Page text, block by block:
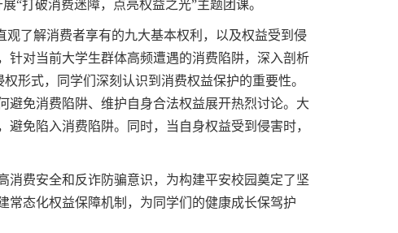
“打破消费迷障，点亮权益之光”主题团课。
了解消费者享有的九大基本权利，以及权益受到侵
针对当前大学生群体高频遭遇的消费陷阱，深入剖析
形式，同学们深刻认识到消费权益保护的重要性。
免消费陷阱、维护自身合法权益展开热烈讨论。大
免陷入消费陷阱。同时，当自身权益受到侵害时，
费安全和反诈防骗意识，为构建平安校园奠定了坚
常态化权益保障机制，为同学们的健康成长保驾护